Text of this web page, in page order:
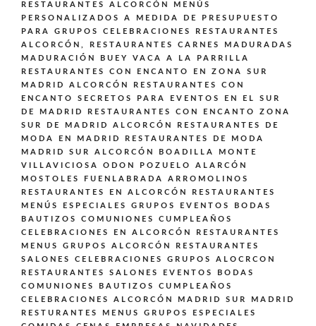
RESTAURANTES ALCORCÓN MENÚS
PERSONALIZADOS A MEDIDA DE PRESUPUESTO
PARA GRUPOS CELEBRACIONES
RESTAURANTES
ALCORCÓN,
RESTAURANTES CARNES MADURADAS
MADURACIÓN BUEY VACA A LA PARRILLA
RESTAURANTES CON ENCANTO EN ZONA SUR
MADRID ALCORCÓN
RESTAURANTES CON
ENCANTO SECRETOS PARA EVENTOS EN EL SUR
DE MADRID
RESTAURANTES CON ENCANTO ZONA
SUR DE MADRID ALCORCÓN
RESTAURANTES DE
MODA EN MADRID
RESTAURANTES DE MODA
MADRID SUR ALCORCÓN BOADILLA MONTE
VILLAVICIOSA ODON POZUELO ALARCÓN
MOSTOLES FUENLABRADA ARROMOLINOS
RESTAURANTES EN ALCORCÓN
RESTAURANTES
MENÚS ESPECIALES GRUPOS EVENTOS BODAS
BAUTIZOS COMUNIONES CUMPLEAÑOS
CELEBRACIONES EN ALCORCÓN
RESTAURANTES
MENUS GRUPOS ALCORCÓN
RESTAURANTES
SALONES CELEBRACIONES GRUPOS ALOCRCON
RESTAURANTES SALONES EVENTOS BODAS
COMUNIONES BAUTIZOS CUMPLEAÑOS
CELEBRACIONES ALCORCÓN MADRID SUR MADRID
RESTURANTES MENUS GRUPOS ESPECIALES